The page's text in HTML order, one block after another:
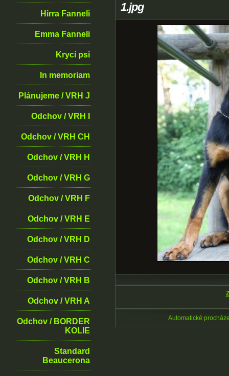
Hirra Fanneli
Emma Fanneli
Krycí psi
In memoriam
Plánujeme / VRH J
Odchov / VRH I
Odchov / VRH CH
Odchov / VRH H
Odchov / VRH G
Odchov / VRH F
Odchov / VRH E
Odchov / VRH D
Odchov / VRH C
Odchov / VRH B
Odchov / VRH A
Odchov / BORDER
KOLIE
Standard
Beaucerona
1.jpg
Automatické